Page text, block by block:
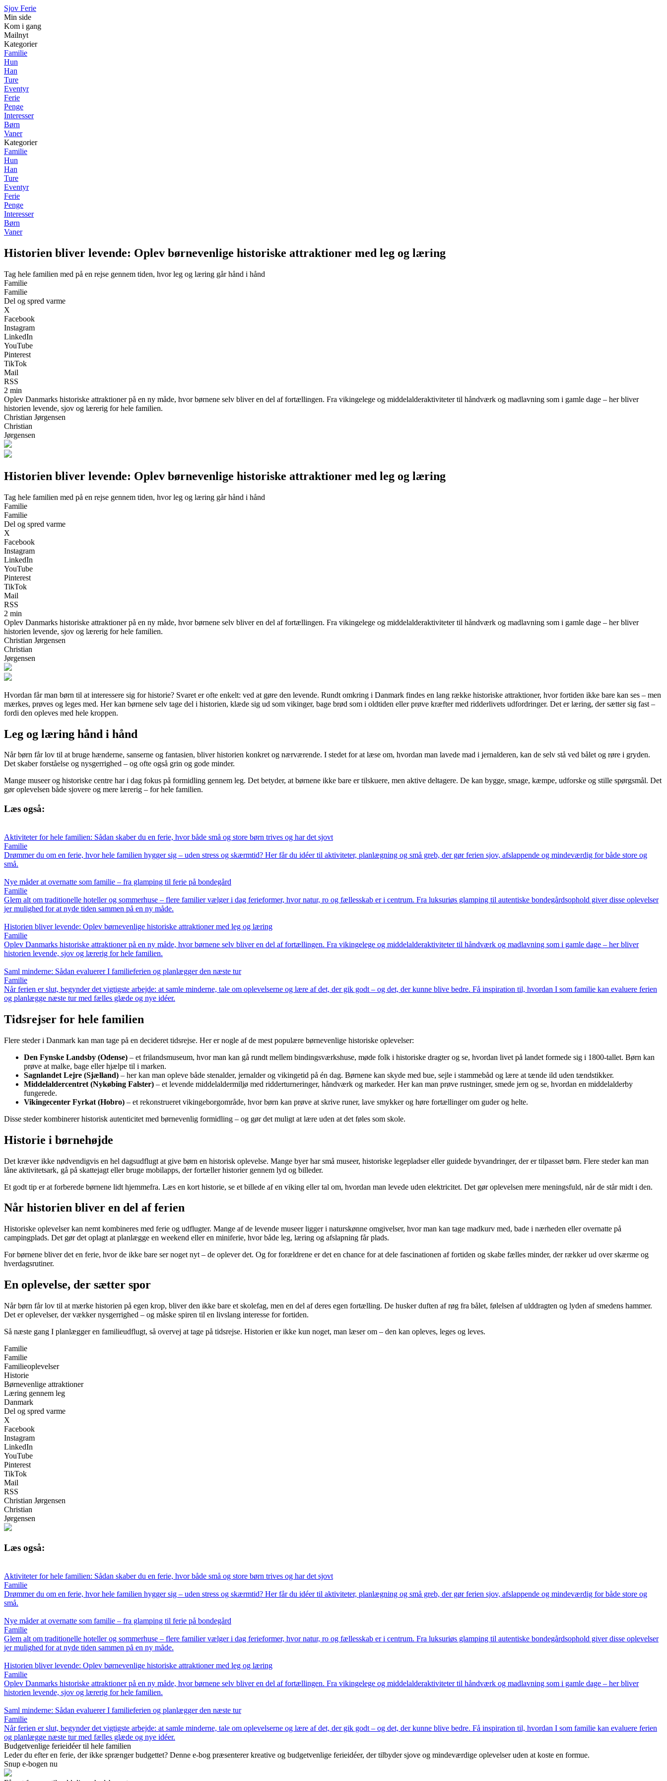
Sjov Ferie
Min side
Kom i gang
Mailnyt
Kategorier
Familie
Hun
Han
Ture
Eventyr
Ferie
Penge
Interesser
Børn
Vaner
Kategorier
Familie
Hun
Han
Ture
Eventyr
Ferie
Penge
Interesser
Børn
Vaner
Historien bliver levende: Oplev børnevenlige historiske attraktioner med leg og læring
Tag hele familien med på en rejse gennem tiden, hvor leg og læring går hånd i hånd
Familie
Familie
Del og spred varme
X
Facebook
Instagram
LinkedIn
YouTube
Pinterest
TikTok
Mail
RSS
2 min
Oplev Danmarks historiske attraktioner på en ny måde, hvor børnene selv bliver en del af fortællingen. Fra vikingelege og middelalderaktiviteter til håndværk og madlavning som i gamle dage – her bliver
historien levende, sjov og lærerig for hele familien.
Christian Jørgensen
Christian
Jørgensen
Historien bliver levende: Oplev børnevenlige historiske attraktioner med leg og læring
Tag hele familien med på en rejse gennem tiden, hvor leg og læring går hånd i hånd
Familie
Familie
Del og spred varme
X
Facebook
Instagram
LinkedIn
YouTube
Pinterest
TikTok
Mail
RSS
2 min
Oplev Danmarks historiske attraktioner på en ny måde, hvor børnene selv bliver en del af fortællingen. Fra vikingelege og middelalderaktiviteter til håndværk og madlavning som i gamle dage – her bliver
historien levende, sjov og lærerig for hele familien.
Christian Jørgensen
Christian
Jørgensen
Hvordan får man børn til at interessere sig for historie? Svaret er ofte enkelt: ved at gøre den levende. Rundt omkring i Danmark findes en lang række historiske attraktioner, hvor fortiden ikke bare kan ses – men
mærkes, prøves og leges med. Her kan børnene selv tage del i historien, klæde sig ud som vikinger, bage brød som i oldtiden eller prøve kræfter med ridderlivets udfordringer. Det er læring, der sætter sig fast –
fordi den opleves med hele kroppen.
Leg og læring hånd i hånd
Når børn får lov til at bruge hænderne, sanserne og fantasien, bliver historien konkret og nærværende. I stedet for at læse om, hvordan man lavede mad i jernalderen, kan de selv stå ved bålet og røre i gryden.
Det skaber forståelse og nysgerrighed – og ofte også grin og gode minder.
Mange museer og historiske centre har i dag fokus på formidling gennem leg. Det betyder, at børnene ikke bare er tilskuere, men aktive deltagere. De kan bygge, smage, kæmpe, udforske og stille spørgsmål. Det
gør oplevelsen både sjovere og mere lærerig – for hele familien.
Læs også:
Aktiviteter for hele familien: Sådan skaber du en ferie, hvor både små og store børn trives og har det sjovt
Familie
Drømmer du om en ferie, hvor hele familien hygger sig – uden stress og skærmtid? Her får du idéer til aktiviteter, planlægning og små greb, der gør ferien sjov, afslappende og mindeværdig for både store og
små.
Nye måder at overnatte som familie – fra glamping til ferie på bondegård
Familie
Glem alt om traditionelle hoteller og sommerhuse – flere familier vælger i dag ferieformer, hvor natur, ro og fællesskab er i centrum. Fra luksuriøs glamping til autentiske bondegårdsophold giver disse oplevelser
jer mulighed for at nyde tiden sammen på en ny måde.
Historien bliver levende: Oplev børnevenlige historiske attraktioner med leg og læring
Familie
Oplev Danmarks historiske attraktioner på en ny måde, hvor børnene selv bliver en del af fortællingen. Fra vikingelege og middelalderaktiviteter til håndværk og madlavning som i gamle dage – her bliver
historien levende, sjov og lærerig for hele familien.
Saml minderne: Sådan evaluerer I familieferien og planlægger den næste tur
Familie
Når ferien er slut, begynder det vigtigste arbejde: at samle minderne, tale om oplevelserne og lære af det, der gik godt – og det, der kunne blive bedre. Få inspiration til, hvordan I som familie kan evaluere ferien
og planlægge næste tur med fælles glæde og nye idéer.
Tidsrejser for hele familien
Flere steder i Danmark kan man tage på en decideret tidsrejse. Her er nogle af de mest populære børnevenlige historiske oplevelser:
Den Fynske Landsby (Odense) – et frilandsmuseum, hvor man kan gå rundt mellem bindingsværkshuse, møde folk i historiske dragter og se, hvordan livet på landet formede sig i 1800-tallet. Børn kan
prøve at malke, bage eller hjælpe til i marken.
Sagnlandet Lejre (Sjælland) – her kan man opleve både stenalder, jernalder og vikingetid på én dag. Børnene kan skyde med bue, sejle i stammebåd og lære at tænde ild uden tændstikker.
Middelaldercentret (Nykøbing Falster) – et levende middelaldermiljø med ridderturneringer, håndværk og markeder. Her kan man prøve rustninger, smede jern og se, hvordan en middelalderby
fungerede.
Vikingecenter Fyrkat (Hobro) – et rekonstrueret vikingeborgområde, hvor børn kan prøve at skrive runer, lave smykker og høre fortællinger om guder og helte.
Disse steder kombinerer historisk autenticitet med børnevenlig formidling – og gør det muligt at lære uden at det føles som skole.
Historie i børnehøjde
Det kræver ikke nødvendigvis en hel dagsudflugt at give børn en historisk oplevelse. Mange byer har små museer, historiske legepladser eller guidede byvandringer, der er tilpasset børn. Flere steder kan man
låne aktivitetsark, gå på skattejagt eller bruge mobilapps, der fortæller historier gennem lyd og billeder.
Et godt tip er at forberede børnene lidt hjemmefra. Læs en kort historie, se et billede af en viking eller tal om, hvordan man levede uden elektricitet. Det gør oplevelsen mere meningsfuld, når de står midt i den.
Når historien bliver en del af ferien
Historiske oplevelser kan nemt kombineres med ferie og udflugter. Mange af de levende museer ligger i naturskønne omgivelser, hvor man kan tage madkurv med, bade i nærheden eller overnatte på
campingplads. Det gør det oplagt at planlægge en weekend eller en miniferie, hvor både leg, læring og afslapning får plads.
For børnene bliver det en ferie, hvor de ikke bare ser noget nyt – de oplever det. Og for forældrene er det en chance for at dele fascinationen af fortiden og skabe fælles minder, der rækker ud over skærme og
hverdagsrutiner.
En oplevelse, der sætter spor
Når børn får lov til at mærke historien på egen krop, bliver den ikke bare et skolefag, men en del af deres egen fortælling. De husker duften af røg fra bålet, følelsen af ulddragten og lyden af smedens hammer.
Det er oplevelser, der vækker nysgerrighed – og måske spiren til en livslang interesse for fortiden.
Så næste gang I planlægger en familieudflugt, så overvej at tage på tidsrejse. Historien er ikke kun noget, man læser om – den kan opleves, leges og leves.
Familie
Familie
Familieoplevelser
Historie
Børnevenlige attraktioner
Læring gennem leg
Danmark
Del og spred varme
X
Facebook
Instagram
LinkedIn
YouTube
Pinterest
TikTok
Mail
RSS
Christian Jørgensen
Christian
Jørgensen
Læs også:
Aktiviteter for hele familien: Sådan skaber du en ferie, hvor både små og store børn trives og har det sjovt
Familie
Drømmer du om en ferie, hvor hele familien hygger sig – uden stress og skærmtid? Her får du idéer til aktiviteter, planlægning og små greb, der gør ferien sjov, afslappende og mindeværdig for både store og
små.
Nye måder at overnatte som familie – fra glamping til ferie på bondegård
Familie
Glem alt om traditionelle hoteller og sommerhuse – flere familier vælger i dag ferieformer, hvor natur, ro og fællesskab er i centrum. Fra luksuriøs glamping til autentiske bondegårdsophold giver disse oplevelser
jer mulighed for at nyde tiden sammen på en ny måde.
Historien bliver levende: Oplev børnevenlige historiske attraktioner med leg og læring
Familie
Oplev Danmarks historiske attraktioner på en ny måde, hvor børnene selv bliver en del af fortællingen. Fra vikingelege og middelalderaktiviteter til håndværk og madlavning som i gamle dage – her bliver
historien levende, sjov og lærerig for hele familien.
Saml minderne: Sådan evaluerer I familieferien og planlægger den næste tur
Familie
Når ferien er slut, begynder det vigtigste arbejde: at samle minderne, tale om oplevelserne og lære af det, der gik godt – og det, der kunne blive bedre. Få inspiration til, hvordan I som familie kan evaluere ferien
og planlægge næste tur med fælles glæde og nye idéer.
Budgetvenlige ferieidéer til hele familien
Leder du efter en ferie, der ikke sprænger budgettet? Denne e-bog præsenterer kreative og budgetvenlige ferieidéer, der tilbyder sjove og mindeværdige oplevelser uden at koste en formue.
Snup e-bogen nu